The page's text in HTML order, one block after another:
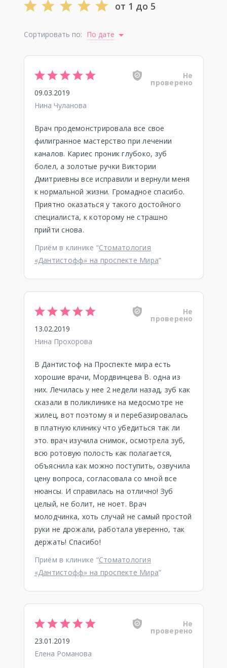
от 1 до 5
Сортировать по: По дате
Не
проверено
09.03.2019
Нина Чуланова
Врач продемонстрировала все свое
филигранное мастерство при лечении
каналов. Кариес проник глубоко, зуб
болел, а золотые ручки Виктории
Дмитриевны все исправили и вернули меня
к нормальной жизни. Громадное спасибо.
Приятно оказаться у такого достойного
специалиста, к которому не страшно
прийти снова.
Приём в клинике “Стоматология
«Дантистофф» на проспекте Мира”
Не
проверено
13.02.2019
Нина Прохорова
В Дантистоф на Проспекте мира есть
хорошие врачи, Мордвинцева В. одна из
них. Лечилась у нее 2 недели назад, зуб как
сказали в поликлинике на медосмотре не
жилец, вот поэтому я и перебазировалась
в платную клинику что убедиться так ли
это. врач изучила снимок, осмотрела зуб,
всю ротовую полость как полагается,
объяснила как можно поступить, озвучила
цену вопроса, согласовала со мной все
нюансы. И справилась на отлично! Зуб
целый, не болит, не ноет. Врач
молодчинка, хоть случай не самый простой
руки не дрожали, работала уверенно, так
держать! Спасибо!
Приём в клинике “Стоматология
«Дантистофф» на проспекте Мира”
Не
проверено
23.01.2019
Елена Романова